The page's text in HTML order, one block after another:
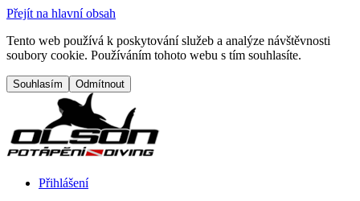
Přejít na hlavní obsah
Tento web používá k poskytování služeb a analýze návštěvnosti
soubory cookie. Používáním tohoto webu s tím souhlasíte.
Přihlášení